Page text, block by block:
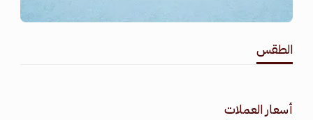
الطقس
أسعار العملات